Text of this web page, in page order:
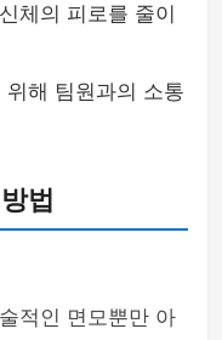
체의 피로를 줄이
해 팀원과의 소통
법
적인 면모뿐만 아